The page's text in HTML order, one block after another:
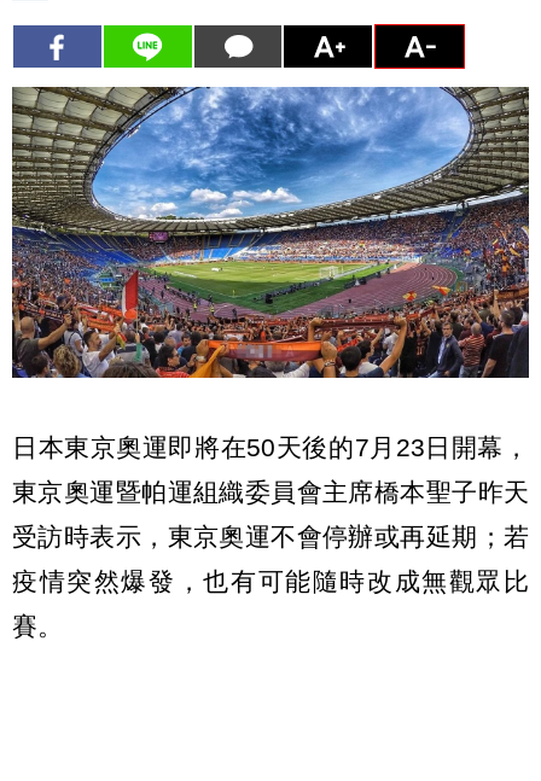
日本東京奧運即將在50天後的7月23日開幕，
東京奧運暨帕運組織委員會主席橋本聖子昨天
受訪時表示，東京奧運不會停辦或再延期；若
疫情突然爆發，也有可能隨時改成無觀眾比
賽。